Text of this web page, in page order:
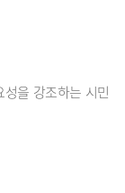
을 강조하는 시민